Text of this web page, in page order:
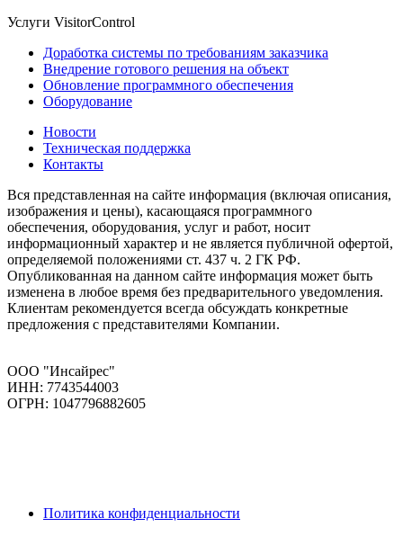
Услуги VisitorControl
Доработка системы по требованиям заказчика
Внедрение готового решения на объект
Обновление программного обеспечения
Оборудование
Новости
Техническая поддержка
Контакты
Вся представленная на сайте информация (включая описания,
изображения и цены), касающаяся программного
обеспечения, оборудования, услуг и работ, носит
информационный характер и не является публичной офертой,
определяемой положениями ст. 437 ч. 2 ГК РФ.
Опубликованная на данном сайте информация может быть
изменена в любое время без предварительного уведомления.
Клиентам рекомендуется всегда обсуждать конкретные
предложения с представителями Компании.
ООО "Инсайрес"
ИНН: 7743544003
ОГРН: 1047796882605
Политика конфиденциальности